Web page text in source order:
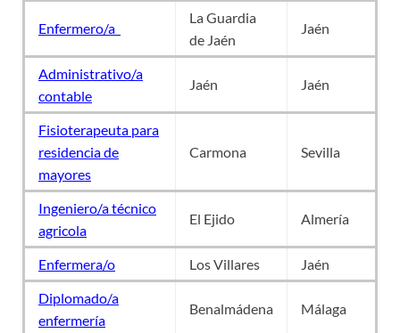
Enfermero/a
La Guardia
de Jaén
Jaén
Administrativo/a
contable
Jaén Jaén
Fisioterapeuta para
residencia de
mayores
Carmona Sevilla
Ingeniero/a técnico
agricola
El Ejido Almería
Enfermera/o Los Villares
Jaén
Diplomado/a
enfermería
Benalmádena Málaga